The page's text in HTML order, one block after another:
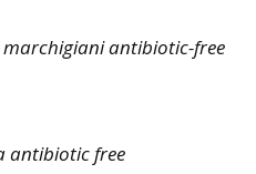
antibiotic-free
antibiotic free